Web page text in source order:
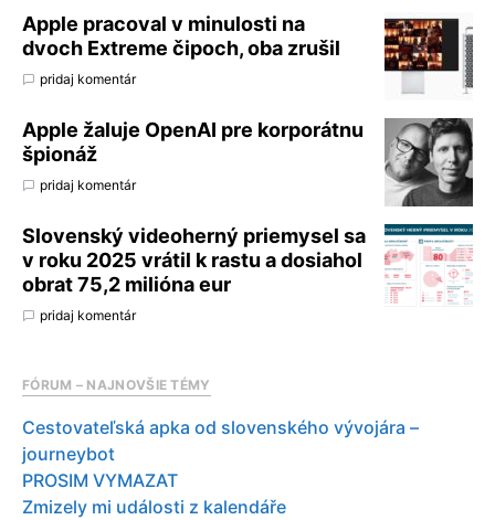
Apple pracoval v minulosti na
dvoch Extreme čipoch, oba zrušil
pridaj komentár
Apple žaluje OpenAI pre korporátnu
špionáž
pridaj komentár
Slovenský videoherný priemysel sa
v roku 2025 vrátil k rastu a dosiahol
obrat 75,2 milióna eur
pridaj komentár
FÓRUM – NAJNOVŠIE TÉMY
Cestovateľská apka od slovenského vývojára –
journeybot
PROSIM VYMAZAT
Zmizely mi události z kalendáře